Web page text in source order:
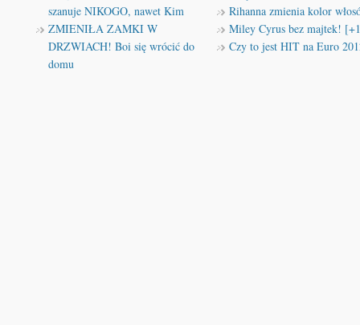
szanuje NIKOGO, nawet Kim
ZMIENIŁA ZAMKI W
DRZWIACH! Boi się wrócić do
domu
Rihanna zmienia kolor
Miley Cyrus bez majtek!
Czy to jest HIT na Euro